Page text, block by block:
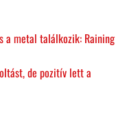
a metal találkozik: Raining
de pozitív lett a